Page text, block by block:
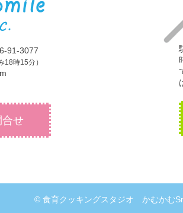
91-3077
18時15分）
せ
© 食育クッキングスタジオ かむかむ